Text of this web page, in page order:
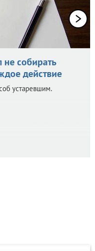
собирать
действие
устаревшим.